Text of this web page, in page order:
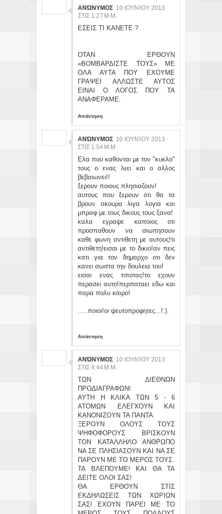
ΑΝΏΝΥΜΟΣ 10 ΙΟΥΝΊΟΥ 2013
ΣΤΙΣ 1:27 Μ.Μ.
ΕΣΕΙΣ ΤΙ ΚΑΝΕΤΕ ?
ΟΤΑΝ ΕΡΘΟΥΝ
«ΒΟΜΒΑΡΔΙΣΤΕ ΤΟΥΣ» ΜΕ
ΟΛΑ ΑΥΤΑ ΠΟΥ ΕΧΟΥΜΕ
ΓΡΑΨΕΙ ΑΛΛΩΣΤΕ ΑΥΤΟΣ
ΕΙΝΑΙ Ο ΛΟΓΟΣ ΠΟΥ ΤΑ
ΑΝΑΦΕΡΑΜΕ.
Απάντηση
ΑΝΏΝΥΜΟΣ 10 ΙΟΥΝΊΟΥ 2013
ΣΤΙΣ 1:54 Μ.Μ.
Ελα που καθονται με τον "κυκλο"
τους ο ενας λεει και ο αλλος
βεβαιωνει!!
ξερουν ποιους πλησιαζουν!
αυτους που ξερουν οτι θα τα
βρουν σκουρα λιγα λογια και
μπραφ με τους δικους τους ξανα!
καλα εγραψε καποιος οτι
προσπαθουν να σιωπησουν
καθε φωνη αντιθετη με αυτους!τι
αντιθετη!εισαι με το δικιο!αν πεις
κατι για τον δημαρχο οτι δεν
κανει σωστα την δουλεια του!
εισαι ενας τιποτας!το εχουν
περασει αυτο!περπαταει εδω και
παρα πολυ καιρο!
.....ποιοι!οι ψευτοπροφητες...!:).
Απάντηση
ΑΝΏΝΥΜΟΣ 10 ΙΟΥΝΊΟΥ 2013
ΣΤΙΣ 4:44 Μ.Μ.
ΤΩΝ ΔΙΕΘΝΩΝ
ΠΡΟΔΙΑΓΡΑΦΩΝ!
ΑΥΤΗ Η ΚΛΙΚΑ ΤΩΝ 5 - 6
ΑΤΟΜΩΝ ΕΛΕΓΧΟΥΝ ΚΑΙ
ΚΑΝΟΝΙΖΟΥΝ ΤΑ ΠΑΝΤΑ.
ΞΕΡΟΥΝ ΟΛΟΥΣ ΤΟΥΣ
ΨΗΦΟΦΟΡΟΥΣ ΒΡΙΣΚΟΥΝ
ΤΟΝ ΚΑΤΑΛΛΗΛΟ ΑΝΘΡΩΠΟ
ΝΑ ΣΕ ΠΛΗΣΙΑΣΟΥΝ ΚΑΙ ΝΑ ΣΕ
ΠΑΡΟΥΝ ΜΕ ΤΟ ΜΕΡΟΣ ΤΟΥΣ.
ΤΑ ΒΛΕΠΟΥΜΕ! ΚΑΙ ΘΑ ΤΑ
ΔΕΙΤΕ ΟΛΟΙ ΣΑΣ!
ΘΑ ΕΡΘΟΥΝ ΣΤΙΣ
ΕΚΔΗΛΩΣΕΙΣ ΤΩΝ ΧΩΡΙΩΝ
ΣΑΣ! ΕΧΟΥΝ ΠΑΡΕΙ ΜΕ ΤΟ